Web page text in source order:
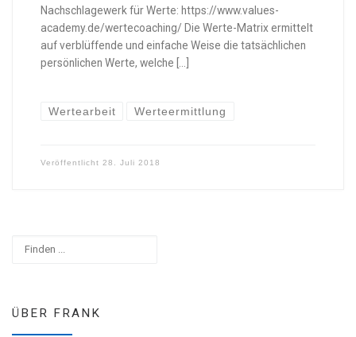
Nachschlagewerk für Werte: https://www.values-
academy.de/wertecoaching/ Die Werte-Matrix ermittelt
auf verblüffende und einfache Weise die tatsächlichen
persönlichen Werte, welche […]
Wertearbeit Werteermittlung
Veröffentlicht 28. Juli 2018
ÜBER FRANK